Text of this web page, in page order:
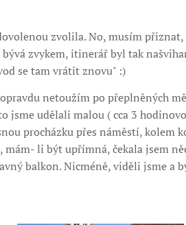
zvolila. No, musím přiznat,
zvykem, itinerář byl tak
se tam vrátit znovu" :)
netoužím po přeplněných
jsme udělali malou ( cca 3
procházku přes náměstí, kolem
li být upřímná, čekala jsem
balkon. Nicméně, viděli jsme a